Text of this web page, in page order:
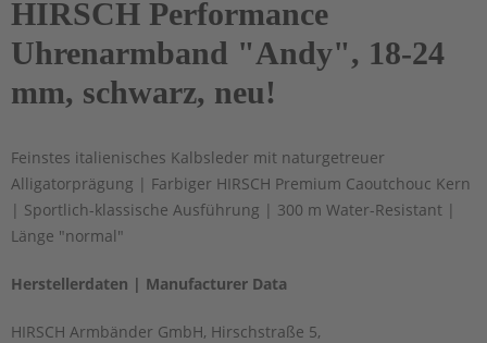
HIRSCH Performance
Uhrenarmband "Andy", 18-24
mm, schwarz, neu!
Feinstes italienisches Kalbsleder mit naturgetreuer
Alligatorprägung | Farbiger HIRSCH Premium Caoutchouc Kern
| Sportlich-klassische Ausführung | 300 m Water-Resistant |
Länge "normal"
Herstellerdaten | Manufacturer Data
HIRSCH Armbänder GmbH, Hirschstraße 5,